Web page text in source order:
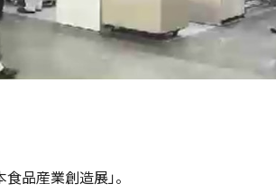
品産業創造展」。